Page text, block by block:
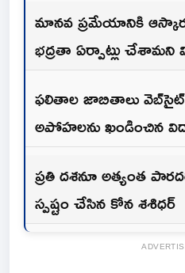
మానవ ప్రమేయానికి
భద్రతా ఏర్పాట్లు చేశామని
ఫలితాల జాబితాలు
అపోహలను ఖండించిన
ప్రతి దశనూ అత్యంత
స్పష్టం చేసిన కోన శశిధర్